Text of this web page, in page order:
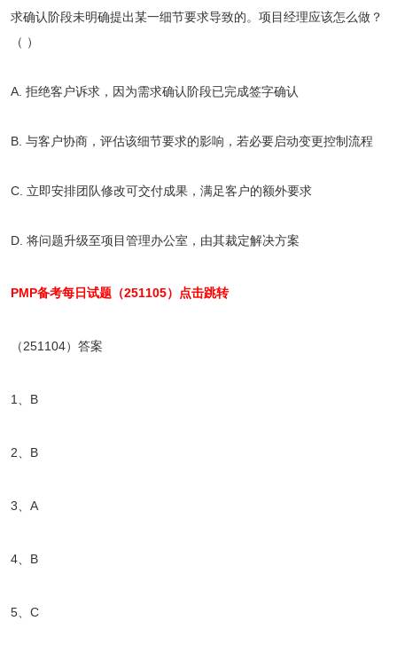
求确认阶段未明确提出某一细节要求导致的。项目经理应该怎么做？
（ ）
A. 拒绝客户诉求，因为需求确认阶段已完成签字确认
B. 与客户协商，评估该细节要求的影响，若必要启动变更控制流程
C. 立即安排团队修改可交付成果，满足客户的额外要求
D. 将问题升级至项目管理办公室，由其裁定解决方案
PMP备考每日试题（251105）点击跳转
（251104）答案
1、B
2、B
3、A
4、B
5、C